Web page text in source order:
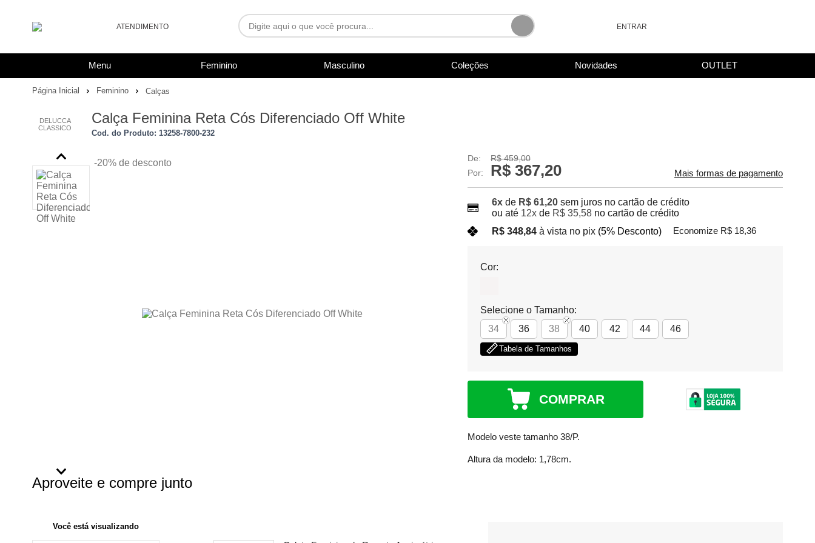
ATENDIMENTO
48988010843
ecommerce@deluccaconfeccoes.com.br
De segunda à sexta, das 9h às 17h.
ENTRAR
Menu Feminino Masculino Coleções Novidades OUTLET
Página Inicial Feminino Calças
DELUCCA
CLASSICO
Calça Feminina Reta Cós Diferenciado Off White
Cod. do Produto: 13258-7800-232
-20% de desconto De:
R$ 459,00
Por:
R$ 367,20 Mais formas de pagamento
6x de R$ 61,20 sem juros no cartão de crédito
ou até 12x de R$ 35,58 no cartão de crédito
R$ 348,84à vista no pix (5% Desconto) Economize R$ 18,36
Cor:
Selecione o Tamanho:
34
36 38 40 42 44 46
Tabela de Tamanhos
COMPRAR
Modelo veste tamanho 38/P.
Altura da modelo: 1,78cm.
Aproveite e compre junto
Você está visualizando